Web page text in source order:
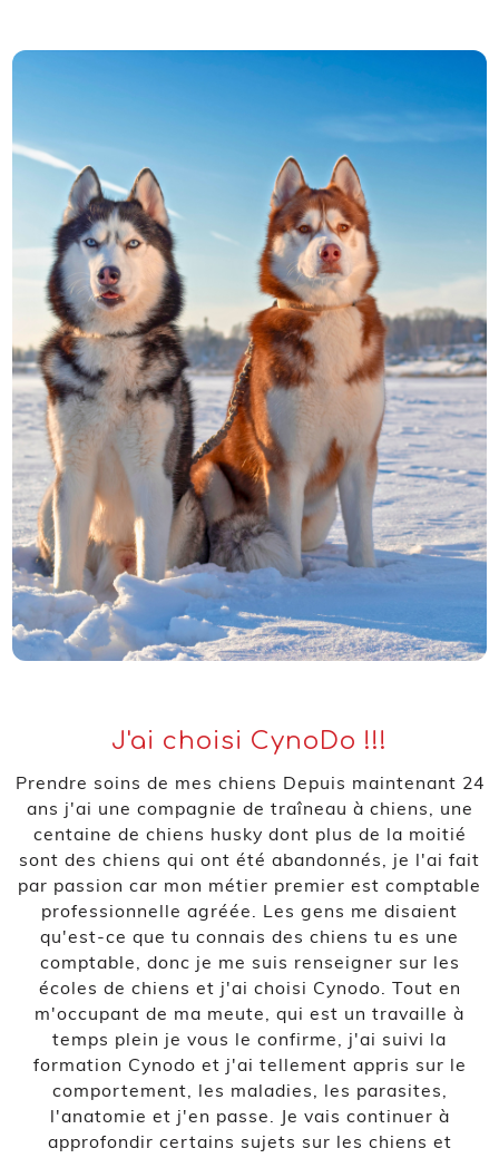
J'ai choisi CynoDo !!!
Prendre soins de mes chiens Depuis maintenant 24
ans j'ai une compagnie de traîneau à chiens, une
centaine de chiens husky dont plus de la moitié
sont des chiens qui ont été abandonnés, je l'ai fait
par passion car mon métier premier est comptable
professionnelle agréée. Les gens me disaient
qu'est-ce que tu connais des chiens tu es une
comptable, donc je me suis renseigner sur les
écoles de chiens et j'ai choisi Cynodo. Tout en
m'occupant de ma meute, qui est un travaille à
temps plein je vous le confirme, j'ai suivi la
formation Cynodo et j'ai tellement appris sur le
comportement, les maladies, les parasites,
l'anatomie et j'en passe. Je vais continuer à
approfondir certains sujets sur les chiens et